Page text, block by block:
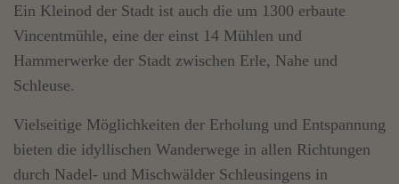
Ein Kleinod der Stadt ist auch die um 1300 erbaute
Vincentmühle, eine der einst 14 Mühlen und
Hammerwerke der Stadt zwischen Erle, Nahe und
Schleuse.
Vielseitige Möglichkeiten der Erholung und Entspannung
bieten die idyllischen Wanderwege in allen Richtungen
durch Nadel- und Mischwälder Schleusingens in